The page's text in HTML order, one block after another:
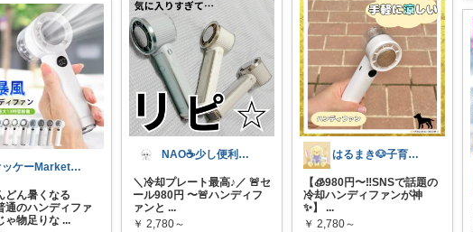
オッケーMarket🎀🛒
どん暑くなる
のハンディファ
ゃ物足りな ...
NAO☕️少し便利な僕の家
＼冷却プレート最高♪／ 🚨セ
ール980円 〜🚨ハンディフ
ァンと ...
￥ 2,780～
はるまき🐶子育て中
【🧊980円〜‼️SNSで話題の
冷却ハンディファンが神
✨】...
￥ 2,780～